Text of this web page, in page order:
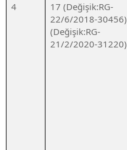
4
17 (Değişik:RG-
22/6/2018-30456)
(Değişik:RG-
21/2/2020-31220)